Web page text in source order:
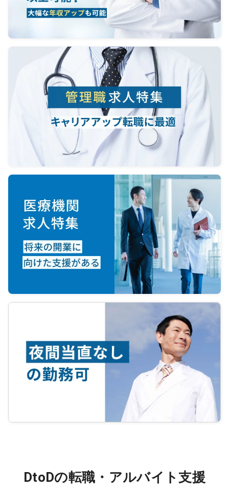
DtoDの転職・アルバイト支援